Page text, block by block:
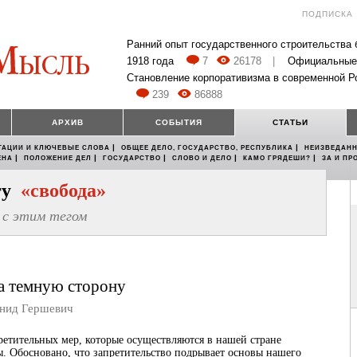
ПОДПИСКА
Ранний опыт государственного
1918 года
7 26178
Официальные
Становление корпоративизма в современной
239
86888
АРХИВ СОБЫТИЯ СТАТЬИ
И КЛЮЧЕВЫЕ СЛОВА | ОБЩЕЕ ДЕЛО, ГОСУДАРСТВО, РЕСПУБЛИКА |
| ПОЛОЖЕНИЕ ДЕЛ | ГОСУДАРСТВО | СЛОВО И ДЕЛО | КАМО ГРЯДЕШИ? | ЗА И
«свобода»
этим тегом
темную сторону
Гершевич
мер, которые осуществляются в нашей стране
Обосновано, что запретительство подрывает основы нашего